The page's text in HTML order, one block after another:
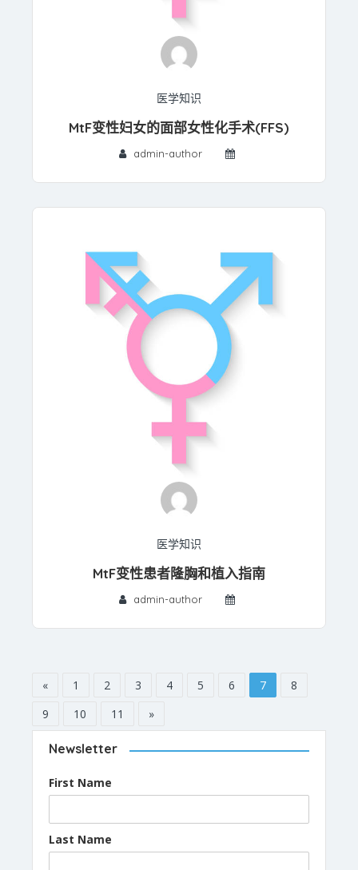
医学知识
MtF变性妇女的面部女性化手术(FFS)
admin-author
医学知识
MtF变性患者隆胸和植入指南
admin-author
« 1 2 3 4 5 6 7
8
9
10 11 »
Newsletter
First Name
Last Name